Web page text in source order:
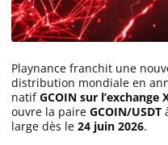
Playnance franchit une
distribution mondiale en
natifGCOIN sur l’exchange
ouvre la paire GCOIN/USDT
large dès le 24 juin 2026.